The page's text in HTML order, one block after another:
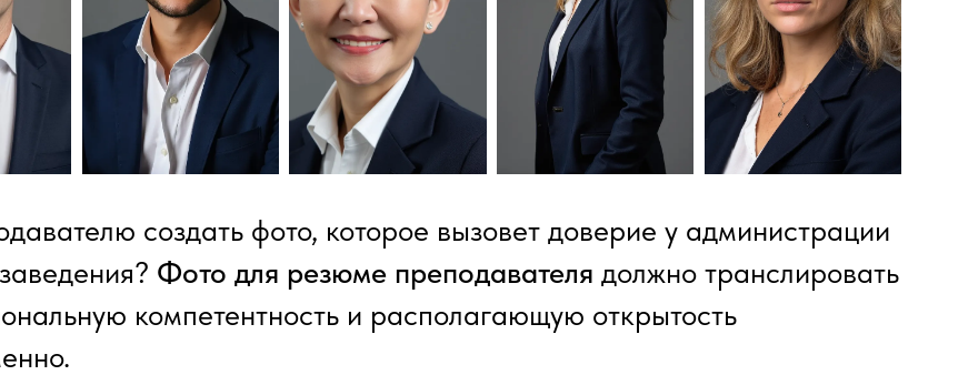
создать фото, которое вызовет доверие у администрации
Фото для резюме преподавателя должно транслировать
компетентность и располагающую открытость